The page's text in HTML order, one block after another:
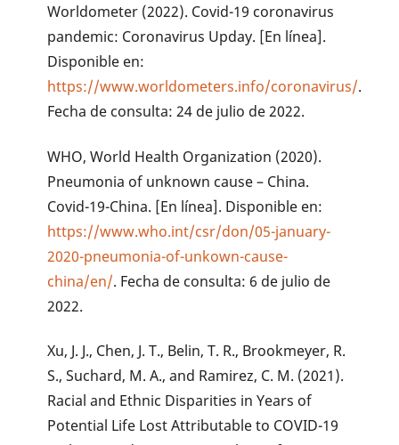
Worldometer (2022). Covid-19 coronavirus
pandemic: Coronavirus Upday. [En línea].
Disponible en:
https://www.worldometers.info/coronavirus/.
Fecha de consulta: 24 de julio de 2022.
WHO, World Health Organization (2020).
Pneumonia of unknown cause – China.
Covid-19-China. [En línea]. Disponible en:
https://www.who.int/csr/don/05-january-
2020-pneumonia-of-unkown-cause-
china/en/. Fecha de consulta: 6 de julio de
2022.
Xu, J. J., Chen, J. T., Belin, T. R., Brookmeyer, R.
S., Suchard, M. A., and Ramirez, C. M. (2021).
Racial and Ethnic Disparities in Years of
Potential Life Lost Attributable to COVID-19